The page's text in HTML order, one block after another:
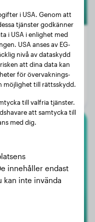
3 kg
3 år, 2 månader
i USA. Genom att
tjänster godkänner
i USA i enlighet med
USA anses av EG-
nivå av dataskydd
att dina data kan
för övervaknings-
möjlighet till rättsskydd.
till valfria tjänster.
att samtycka till
med dig.
innehåller endast
kan inte invända